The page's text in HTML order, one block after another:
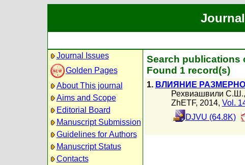
Journal Issues
Golden Pages
About This journal
Aims and Scope
Editorial Board
Manuscript Submission
Guidelines for Authors
Manuscript Status
Contacts
Search
Found 1 record(s)
1. ВЛИЯНИЕ
Рехвиашвили С.Ш.,
ZhETF, 2014, Vol.
DJVU (64.8K)